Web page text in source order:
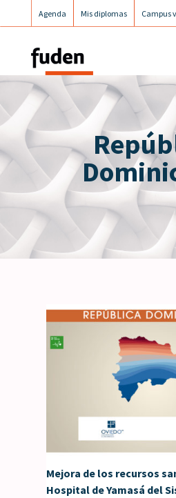
Agenda Mis diplomas Campus
Mejora de los recursos
Hospital de Yamasá del